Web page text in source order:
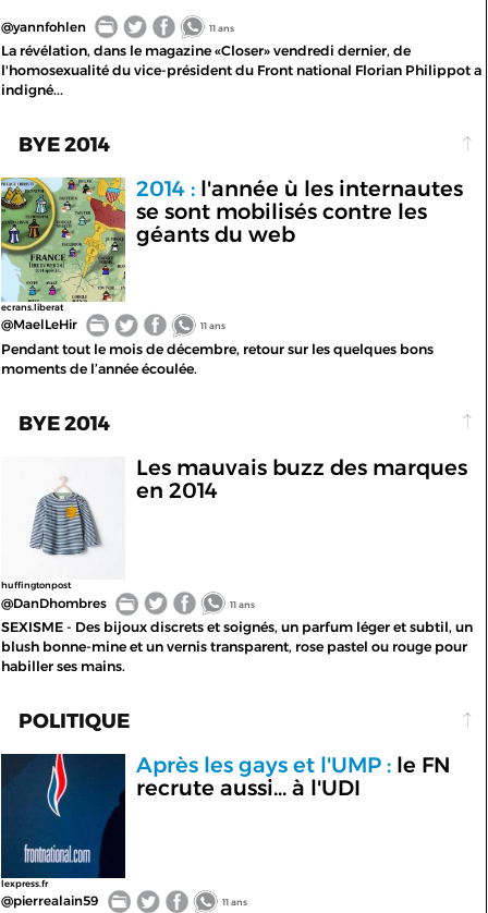
@yannfohlen 11 ans
La révélation, dans le magazine «Closer» vendredi dernier, de
l'homosexualité du vice-président du Front national Florian Philippot a
indigné...
BYE 2014
ecrans.liberat
2014 :l'année ù les internautes
se sont mobilisés contre les
géants du web
@MaelLeHir 11 ans
Pendant tout le mois de décembre, retour sur les quelques bons
moments de l’année écoulée.
BYE 2014
huffingtonpost
Les mauvais buzz des marques
en 2014
@DanDhombres 11 ans
SEXISME - Des bijoux discrets et soignés, un parfum léger et subtil, un
blush bonne-mine et un vernis transparent, rose pastel ou rouge pour
habiller ses mains.
POLITIQUE
lexpress.fr
Après les gays et l'UMP :le FN
recrute aussi... à l'UDI
@pierrealain59 11 ans